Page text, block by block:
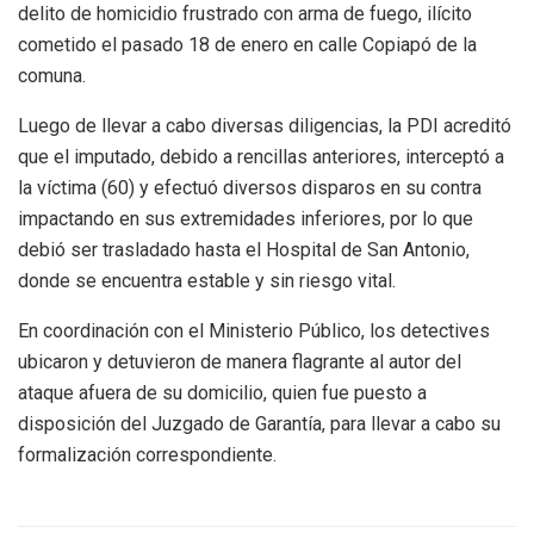
delito de homicidio frustrado con arma de fuego, ilícito
cometido el pasado 18 de enero en calle Copiapó de la
comuna.
Luego de llevar a cabo diversas diligencias, la PDI acreditó
que el imputado, debido a rencillas anteriores, interceptó a
la víctima (60) y efectuó diversos disparos en su contra
impactando en sus extremidades inferiores, por lo que
debió ser trasladado hasta el Hospital de San Antonio,
donde se encuentra estable y sin riesgo vital.
En coordinación con el Ministerio Público, los detectives
ubicaron y detuvieron de manera flagrante al autor del
ataque afuera de su domicilio, quien fue puesto a
disposición del Juzgado de Garantía, para llevar a cabo su
formalización correspondiente.